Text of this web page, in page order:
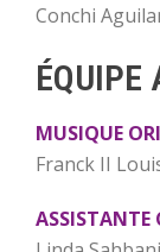
Conchi
ÉQUIPE
MUSIQUE
Franck II
ASSISTANTE